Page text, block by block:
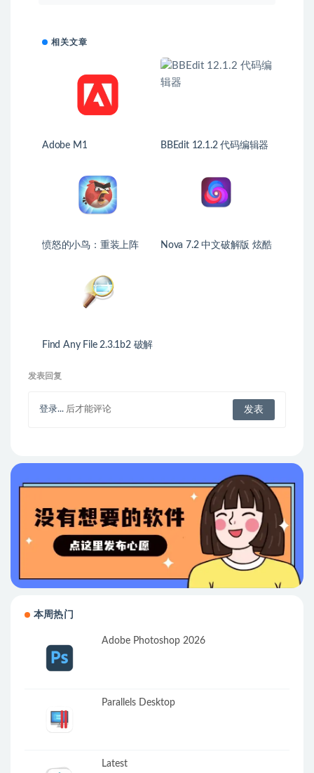
相关文章
Adobe M1 BBEdit 12.1.2 代码编辑器
愤怒的小鸟：重装上阵
Nova 7.2 中文破解版 炫酷
Find Any File 2.3.1b2 破解
发表回复
登录... 后才能评论
本周热门
Adobe Photoshop 2026
Parallels Desktop
Latest